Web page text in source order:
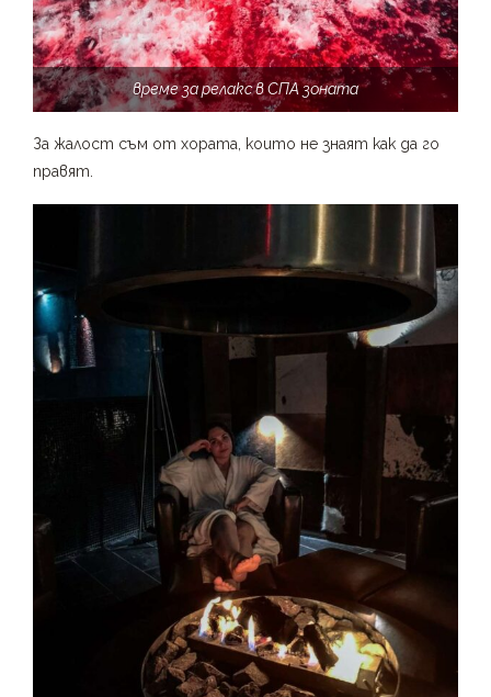
време за релакс в СПА зоната
За жалост съм от хората, които не знаят как да го
правят.